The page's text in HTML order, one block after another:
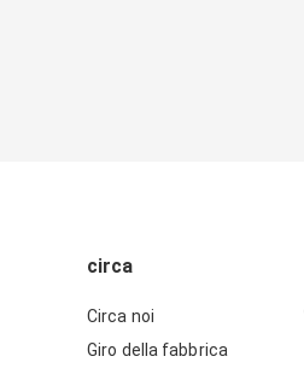
circa
Circa noi
Giro della fabbrica